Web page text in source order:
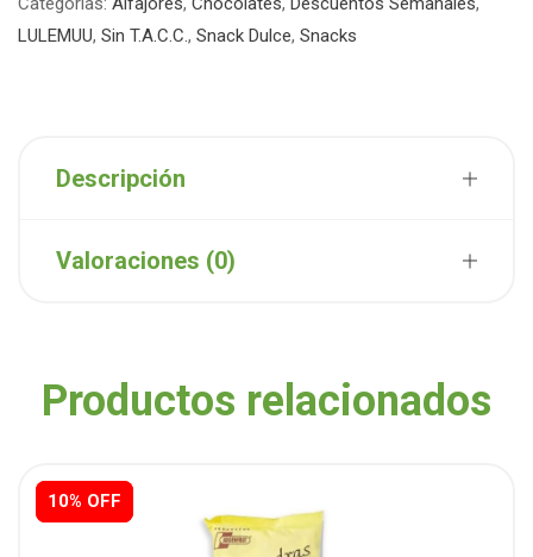
LULEMUU, Sin T.A.C.C. , Snack Dulce, Snacks
Descripción
Valoraciones (0)
Productos relacionados
10% OFF
10% OFF